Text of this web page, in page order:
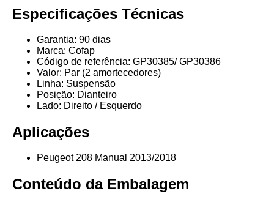
Especificações Técnicas
Garantia: 90 dias
Marca: Cofap
Código de referência: GP30385/ GP30386
Valor: Par (2 amortecedores)
Linha: Suspensão
Posição: Dianteiro
Lado: Direito / Esquerdo
Aplicações
Peugeot 208 Manual 2013/2018
Conteúdo da Embalagem